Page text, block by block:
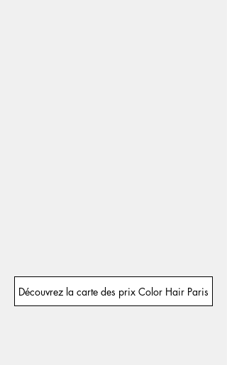
Découvrez la carte des prix Color Hair Paris